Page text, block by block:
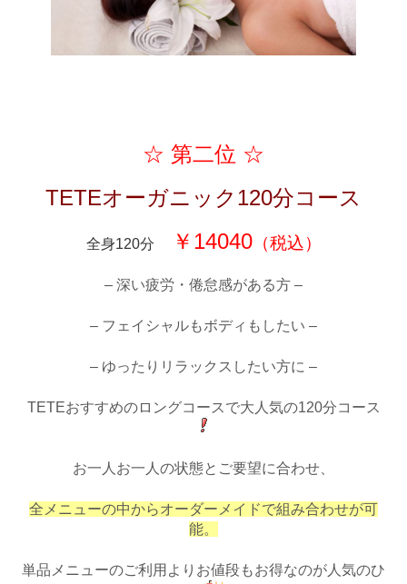
☆ 第二位 ☆
TETEオーガニック120分コース
全身120分 ￥14040（税込）
– 深い疲労・倦怠感がある方 –
– フェイシャルもボディもしたい –
– ゆったりリラックスしたい方に –
TETEおすすめのロングコースで大人気の120分コース
お一人お一人の状態とご要望に合わせ、
全メニューの中からオーダーメイドで組み合わせが可
能。
単品メニューのご利用よりお値段もお得なのが人気のひ